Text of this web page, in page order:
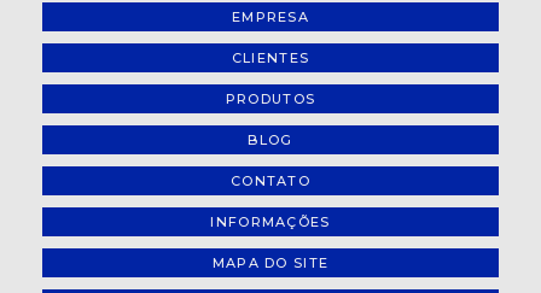
EMPRESA
CLIENTES
PRODUTOS
BLOG
CONTATO
INFORMAÇÕES
MAPA DO SITE